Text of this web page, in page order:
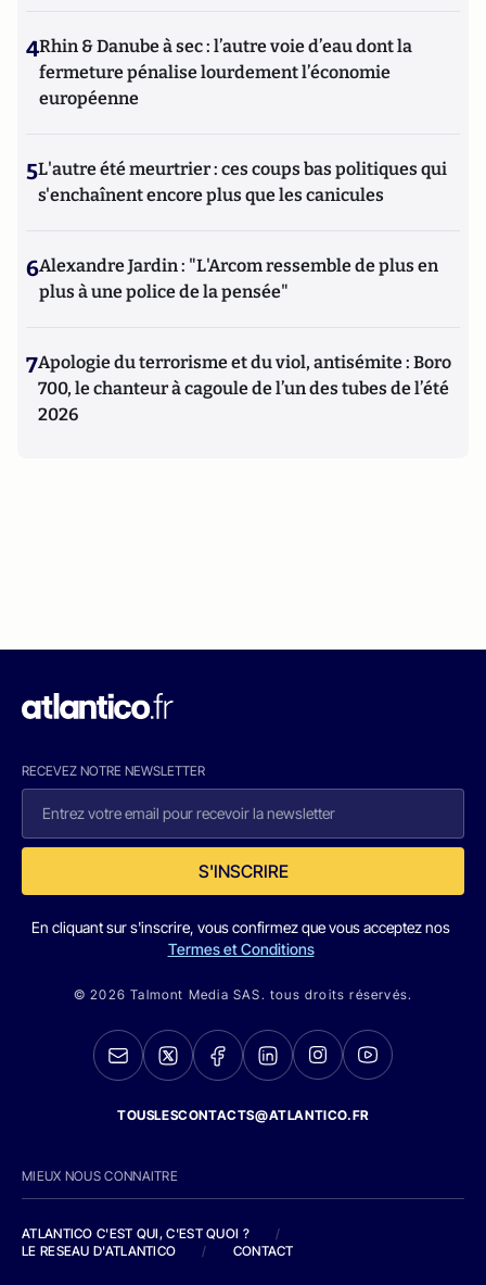
4Rhin & Danube à sec : l’autre voie d’eau dont la
fermeture pénalise lourdement l’économie
européenne
5L'autre été meurtrier : ces coups bas politiques qui
s'enchaînent encore plus que les canicules
6Alexandre Jardin : "L'Arcom ressemble de plus en
plus à une police de la pensée"
7Apologie du terrorisme et du viol, antisémite : Boro
700, le chanteur à cagoule de l’un des tubes de l’été
2026
RECEVEZ NOTRE NEWSLETTER
S'INSCRIRE
En cliquant sur s'inscrire, vous confirmez que vous acceptez nos
Termes et Conditions
© 2026 Talmont Media SAS. tous droits réservés.
TOUSLESCONTACTS@ATLANTICO.FR
MIEUX NOUS CONNAITRE
ATLANTICO C'EST QUI, C'EST QUOI ?
/
LE RESEAU D'ATLANTICO
/ CONTACT